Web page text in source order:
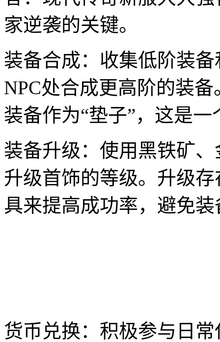
家逆袭的关键。
装备合成：收集低阶装
NPC处合成更高阶的装
装备作为“垫子”，这是
装备升级：使用黑铁矿
升级首饰的等级。升级
具来提高成功率，避免
货币兑换：积极参与日